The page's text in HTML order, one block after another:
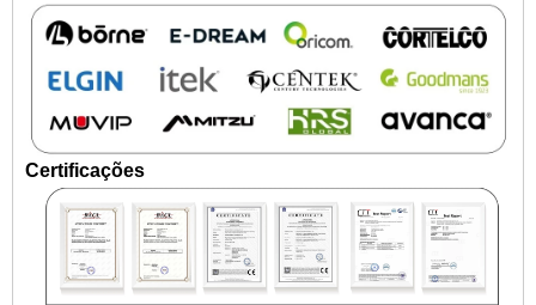
Certificações